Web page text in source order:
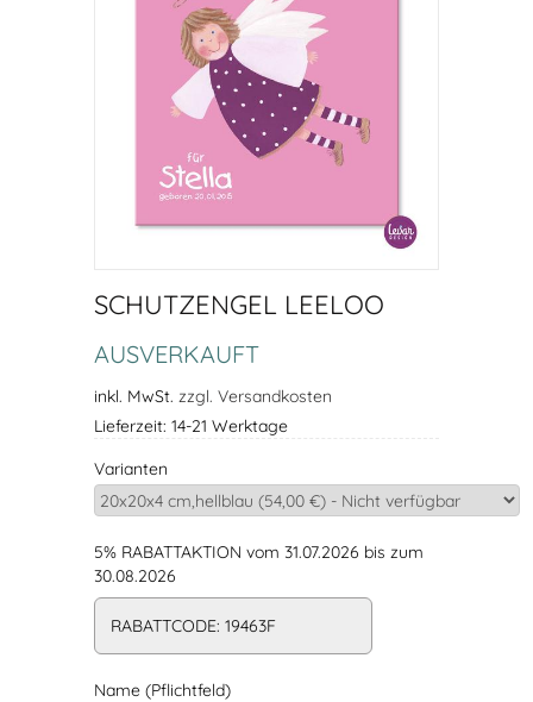
SCHUTZENGEL LEELOO
AUSVERKAUFT
inkl. MwSt. zzgl. Versandkosten
Lieferzeit: 14-21 Werktage
Varianten
5% RABATTAKTION vom 31.07.2026 bis zum
30.08.2026
RABATTCODE: 19463F
Name (Pflichtfeld)